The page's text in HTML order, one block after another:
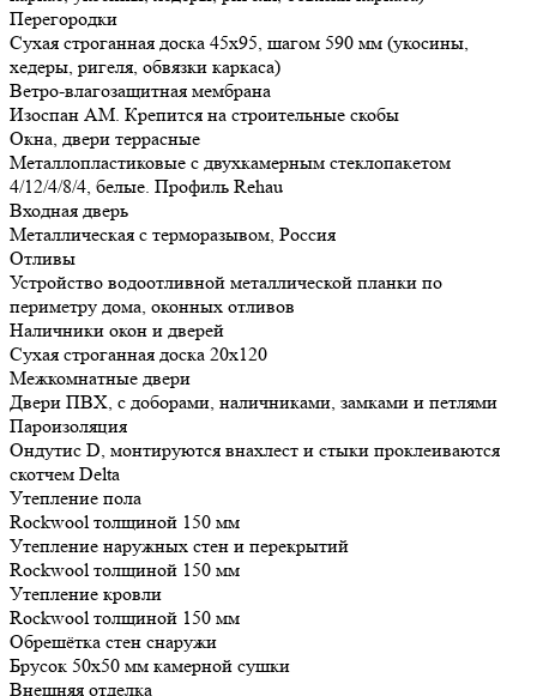
Перегородки
Сухая строганная доска 45х95, шагом 590 мм (укосины,
хедеры, ригеля, обвязки каркаса)
Ветро-влагозащитная мембрана
Изоспан АМ. Крепится на строительные скобы
Окна, двери террасные
Металлопластиковые с двухкамерным стеклопакетом
4/12/4/8/4, белые. Профиль Rehau
Входная дверь
Металлическая с терморазывом, Россия
Отливы
Устройство водоотливной металлической планки по
периметру дома, оконных отливов
Наличники окон и дверей
Сухая строганная доска 20х120
Межкомнатные двери
Двери ПВХ, с доборами, наличниками, замками и петлями
Пароизоляция
Ондутис D, монтируются внахлест и стыки проклеиваются
скотчем Delta
Утепление пола
Rockwool толщиной 150 мм
Утепление наружных стен и перекрытий
Rockwool толщиной 150 мм
Утепление кровли
Rockwool толщиной 150 мм
Обрешётка стен снаружи
Брусок 50х50 мм камерной сушки
Внешняя отделка